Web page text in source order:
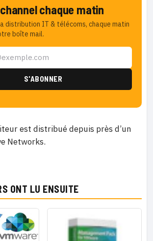
chaque matin
distribution IT & télécoms, chaque matin
boîte mail.
est distribué depuis près d’un
Networks.
ONT LU ENSUITE